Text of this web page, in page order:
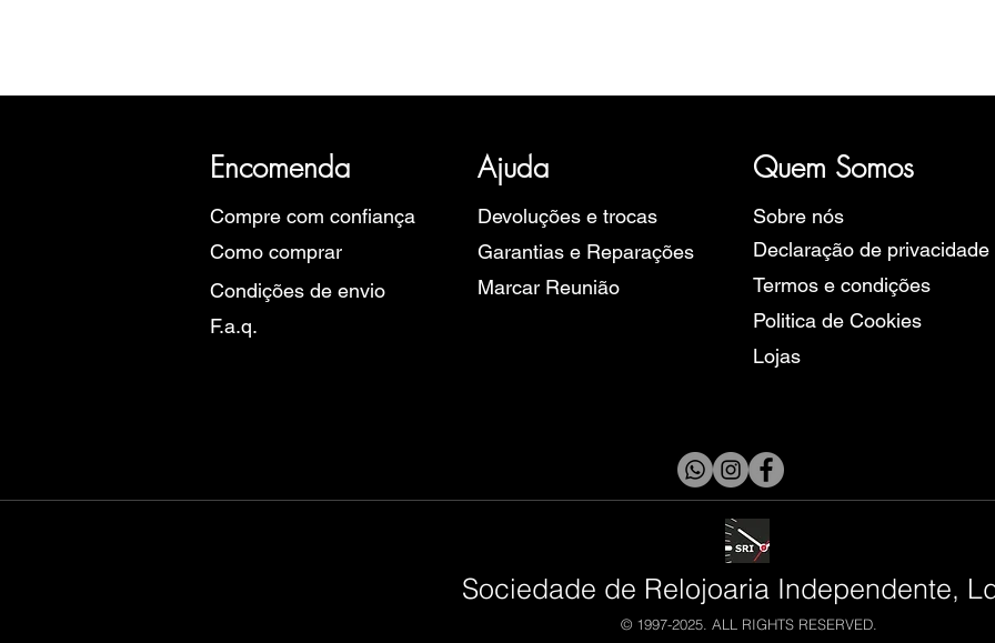
Encomenda Ajuda Quem Somos
Compre com confiança
Como comprar
Condições de envio
Devoluções e trocas
Garantias e Reparações
Marcar Reunião
F.a.q.
Sobre nós
Declaração de privacidade
Termos e condições
Politica de Cookies
Lojas
Sociedade de Relojoaria Independente,
© 1997-2025. ALL RIGHTS RESERVED.